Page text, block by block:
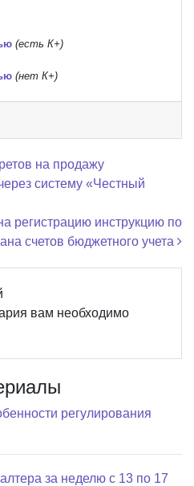
(есть К+)
(нет К+)
на продажу
систему «Честный
регистрацию инструкцию по
счетов бюджетного учета
вам необходимо
регулирования
за неделю с 13 по 17